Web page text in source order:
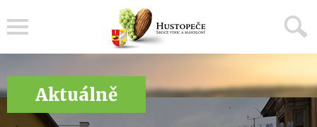
Aktuálně